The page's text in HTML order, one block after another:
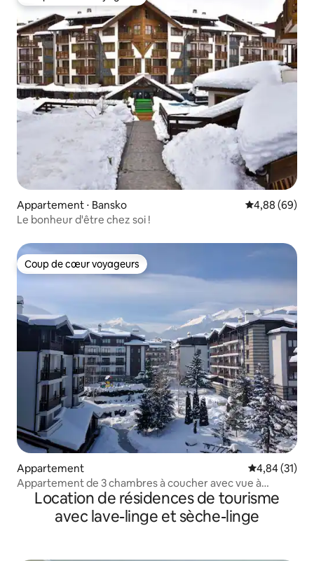
Appartement ⋅ Bansko Évaluation
4,88 (69)
Le bonheur d'être chez soi !
Coup de cœur voyageurs
Coup de cœur voyageurs
Appartement Évaluation
4,84 (31)
Appartement de 3 chambres à coucher avec vue à
COUPER le souffle sur la montagne
Location de résidences de tourisme
avec lave-linge et sèche-linge